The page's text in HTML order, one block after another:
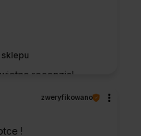
recenzja!
zadowoleni,
że do nas
zweryfikowano
!